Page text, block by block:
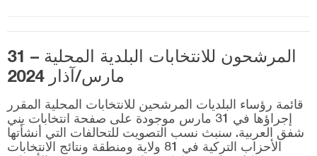
كاستاموني
قيصري
كلّس
كيركالي
قرقلر ايلي
المرشحون للانتخابات البلدية المحلية – 31
مارس/آذار 2024
قائمة رؤساء البلديات المرشحين للانتخابات المحلية المقرر
إجراؤها في 31 مارس موجودة على صفحة انتخابات يني
شفق العربية. سنبث نسب التصويت للتحالفات التي أنشأتها
الأحزاب التركية في 81 ولاية ومنطقة ونتائج الانتخابات